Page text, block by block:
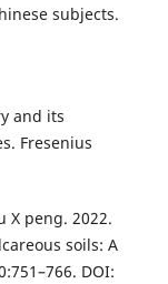
subjects.
and its
Fresenius
X peng. 2022.
soils: A
DOI: